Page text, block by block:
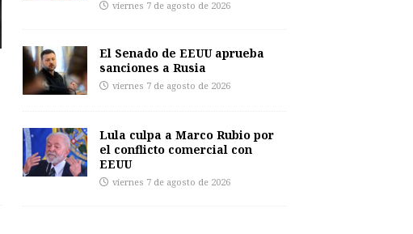
viernes 7 de agosto de 2026
El Senado de EEUU aprueba
sanciones a Rusia
viernes 7 de agosto de 2026
Lula culpa a Marco Rubio por
el conflicto comercial con
EEUU
viernes 7 de agosto de 2026